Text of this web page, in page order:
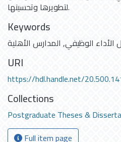
لتطويرها وتحسينها.
Keywords
الأداء الوظيفي, المدارس الأهلية
URI
https://hdl.handle.net/
Collections
Postgraduate Theses &
Full item page